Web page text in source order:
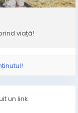
viață!
un link